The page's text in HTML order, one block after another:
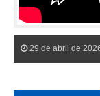
29 de abril de